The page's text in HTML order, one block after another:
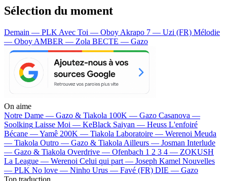
Sélection du moment
Demain — PLK Avec Toi — Oboy Akrapo 7 — Uzi (FR) Mélodie
— Oboy AMBER — Zola BECTE — Gazo
On aime
Notre Dame — Gazo & Tiakola 100K — Gazo Casanova —
Soolking Laisse Moi — KeBlack Saiyan — Heuss L'enfoiré
Bécane —Yamê 200K — Tiakola Laboratoire — Werenoi Meuda
— Tiakola Outro — Gazo & Tiakola Ailleurs — Josman Interlude
— Gazo & Tiakola Overdrive — Ofenbach 1 2 3 4 — ZOKUSH
La League — Werenoi Celui qui part — Joseph Kamel Nouvelles
— PLK No love — Ninho Urus — Favé (FR) DIE — Gazo
Top traduction